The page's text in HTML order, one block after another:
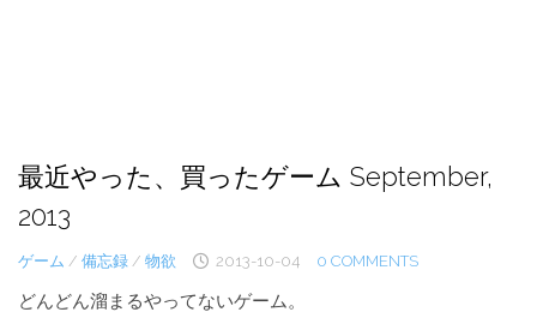
最近やった、買ったゲーム September,
2013
ゲーム / 備忘録 / 物欲 2013-10-04 0 COMMENTS
どんどん溜まるやってないゲーム。